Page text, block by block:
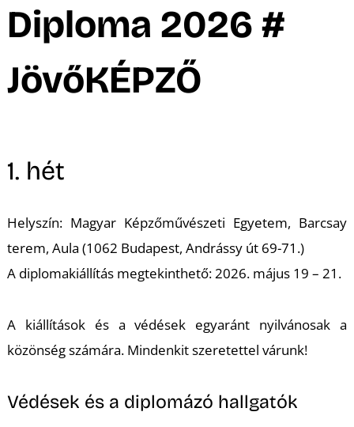
Diploma 2026 #
JövőKÉPZŐ
1. hét
Helyszín: Magyar Képzőművészeti Egyetem, Barcsay
terem, Aula (1062 Budapest, Andrássy út 69-71.)
A diplomakiállítás megtekinthető: 2026. május 19 – 21.
A kiállítások és a védések egyaránt nyilvánosak a
közönség számára. Mindenkit szeretettel várunk!
Védések és a diplomázó hallgatók